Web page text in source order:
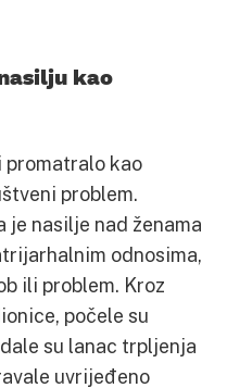
kao
promatralo kao
problem.
nasilje nad ženama
odnosima,
ili problem. Kroz
počele su
su lanac trpljenja
uvrijeđeno